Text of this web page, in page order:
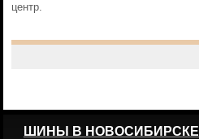
центр.
ШИНЫ В НОВОСИБИРСКЕ